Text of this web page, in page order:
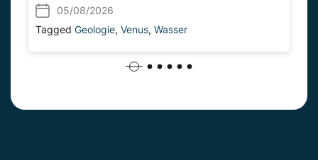
05/08/2026
Tagged Geologie, Venus, Wasser